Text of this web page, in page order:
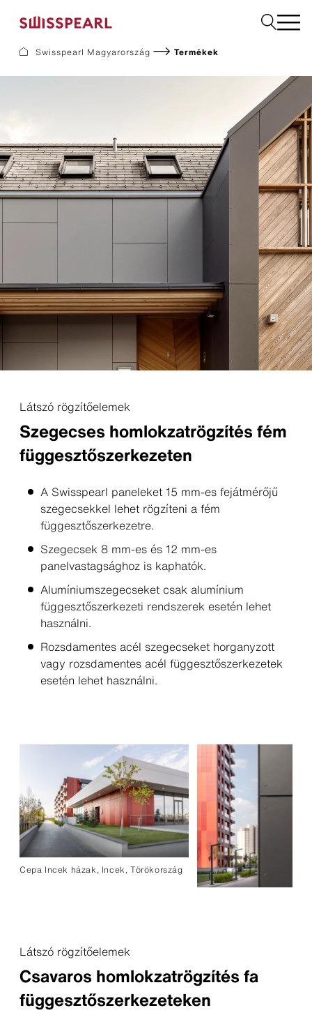
Vállalat
Tanácsadás igénylése
Fenntarthatóság
Homlokzat
Swisspearl Magyarország Termékek
Látszó rögzítőelemek
Szegecses homlokzatrögzítés fém
függesztőszerkezeten
A Swisspearl paneleket 15 mm-es fejátmérőjű
szegecsekkel lehet rögzíteni a fém
függesztőszerkezetre.
Szegecsek 8 mm-es és 12 mm-es
panelvastagsághoz is kaphatók.
Alumíniumszegecseket csak alumínium
függesztőszerkezeti rendszerek esetén lehet
használni.
Rozsdamentes acél szegecseket horganyzott
vagy rozsdamentes acél függesztőszerkezetek
esetén lehet használni.
Cepa Incek házak, Incek, Törökország
Látszó rögzítőelemek
Csavaros homlokzatrögzítés fa
függesztőszerkezeteken